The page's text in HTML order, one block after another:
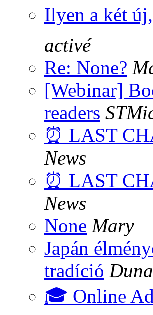
Ilyen a két
activé
Re: None?
[Webinar]
readers
⏰ LAST
News
⏰ LAST
News
None Mary
Japán
tradíció
🎓 Online